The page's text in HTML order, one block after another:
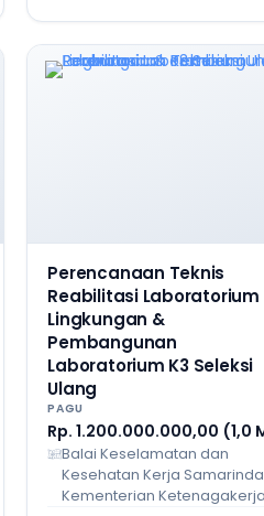
Perencanaan Teknis
Reabilitasi Laboratorium
Lingkungan &
Pembangunan
Laboratorium K3 Seleksi
Ulang
PAGU
Rp. 1.200.000.000,00 (1,0
Balai Keselamatan dan
Kesehatan Kerja Samarinda
Kementerian